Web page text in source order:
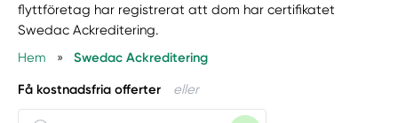
flyttföretag har registrerat att dom har certifikatet
Swedac Ackreditering.
Hem
» Swedac Ackreditering
Få kostnadsfria offerter eller